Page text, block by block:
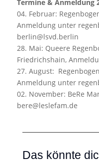
Termine & Anmeldung
04. Februar:
Anmeldung unter
berlin@lsvd.berlin
28. Mai: Queere
Friedrichshain,
27. August:
Anmeldung unter
02. November: BeRe
bere@leslefam.de
Das könnte